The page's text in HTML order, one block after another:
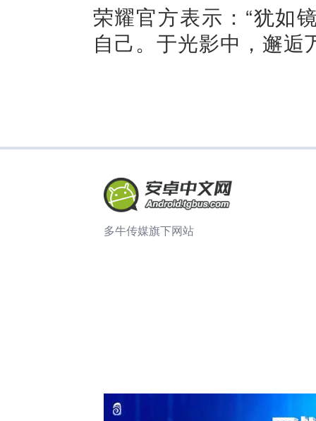
荣耀官方表示：“犹如
自己。于光影中，邂逅
多牛传媒旗下网站